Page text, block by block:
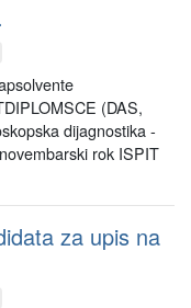
(DAS,
dijagnostika -
rok ISPIT
za upis na